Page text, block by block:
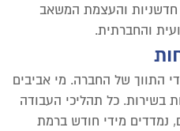
חדשניות והעצמת המשאב
והחברתית.
התווך של החברה. מי אביבים
בשירות. כל תהליכי העבודה
נמדדים מידי חודש ברמת